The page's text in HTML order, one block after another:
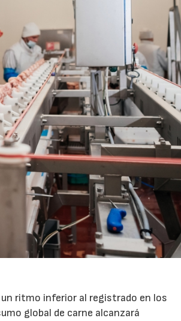
ritmo inferior al registrado en los
global de carne alcanzará